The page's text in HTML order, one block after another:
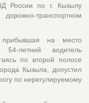
России по г. Кызылу
транспортном
прибывшая на место
54-летний водитель
по второй полосе
Кызыла, допустил
по нерегулируемому